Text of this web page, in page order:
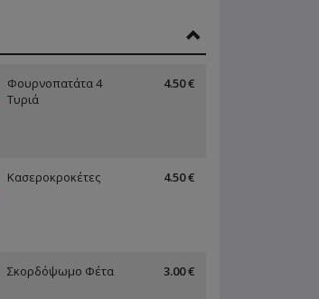
Φουρνοπατάτα 4
Τυριά
4.50 €
Κασεροκροκέτες 4.50 €
Σκορδόψωμο Φέτα 3.00 €